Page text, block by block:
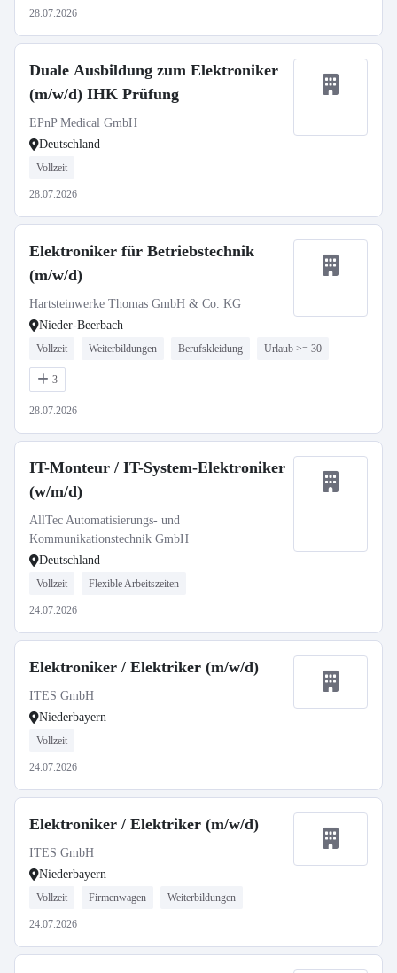
28.07.2026
Duale Ausbildung zum Elektroniker
(m/w/d) IHK Prüfung
EPnP Medical GmbH
Deutschland
Vollzeit
28.07.2026
Elektroniker für Betriebstechnik
(m/w/d)
Hartsteinwerke Thomas GmbH & Co. KG
Nieder-Beerbach
Vollzeit Weiterbildungen Berufskleidung Urlaub >= 30
3
28.07.2026
IT-Monteur / IT-System-Elektroniker
(w/m/d)
AllTec Automatisierungs- und
Kommunikationstechnik GmbH
Deutschland
Vollzeit Flexible Arbeitszeiten
24.07.2026
Elektroniker / Elektriker (m/w/d)
ITES GmbH
Niederbayern
Vollzeit
24.07.2026
Elektroniker / Elektriker (m/w/d)
ITES GmbH
Niederbayern
Vollzeit Firmenwagen Weiterbildungen
24.07.2026